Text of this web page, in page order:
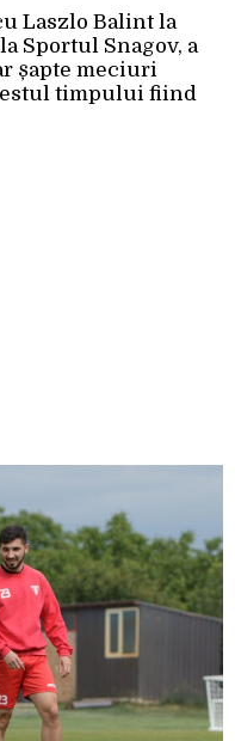
Laszlo Balint la
Sportul Snagov, a
șapte meciuri
timpului fiind